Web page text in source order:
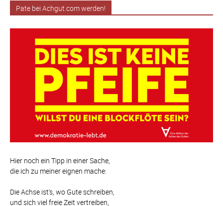
Pate bei Achgut.com werden!
Hier noch ein Tipp in einer Sache,
die ich zu meiner eignen mache:
Die Achse ist's, wo Gute schreiben,
und sich viel freie Zeit vertreiben,